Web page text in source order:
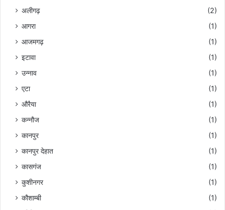
अलीगढ़
(2)
आगरा
(1)
आजमगढ़
(1)
इटावा
(1)
उन्नाव
(1)
एटा
(1)
औरैया
(1)
कन्नौज
(1)
कानपुर
(1)
कानपुर देहात
(1)
कासगंज
(1)
कुशीनगर
(1)
कौशाम्बी
(1)